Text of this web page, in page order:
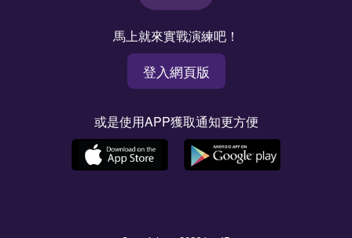
馬上就來實戰演練吧！
登入網頁版
或是使用APP獲取通知更方便